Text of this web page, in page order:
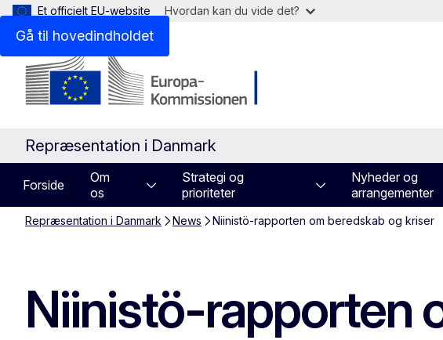
Gå til hovedindholdet
Et officielt EU-website Hvordan kan du vide det?
Repræsentation i Danmark
Forside
Om
os
Strategi og
prioriteter
Nyheder og
arrangementer
Repræsentation i Danmark News Niinistö-rapporten om beredskab og kriser
Niinistö-rapporten